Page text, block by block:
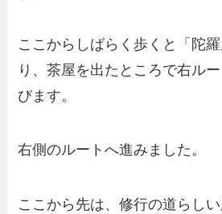
ここからしばらく歩くと「陀
り、茶屋を出たところで右ル
びます。
右側のルートへ進みました。
ここから先は、修行の道らし